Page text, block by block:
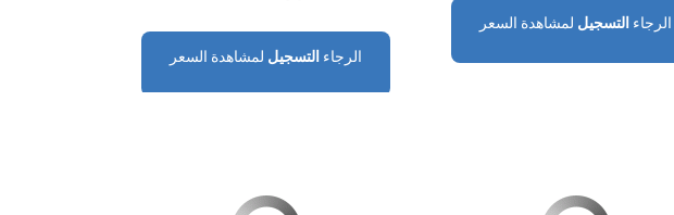
التسجيل الرجاء
التسجيل الرجاء